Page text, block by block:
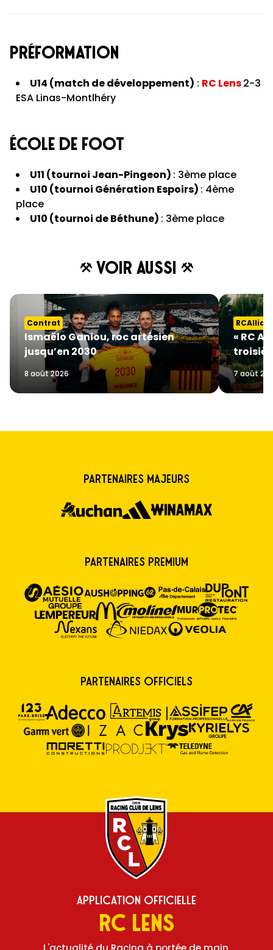
PRÉFORMATION
U14 (match de développement) : RC Lens2-3
ESA Linas-Montlhéry
ÉCOLE DE FOOT
U11 (tournoi Jean-Pingeon) : 3ème place
U10 (tournoi Génération Espoirs) : 4ème
place
U10 (tournoi de Béthune) : 3ème place
Voir aussi
Contrat
Ismaëlo Ganiou, roc artésien
jusqu’en 2030
8 août 2026
« RC
7 août
Partenaires majeurs
Partenaires premium
Partenaires Officiels
Application Officielle
RC Lens